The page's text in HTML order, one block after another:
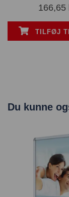
166,65
TILFØJ
Du kunne